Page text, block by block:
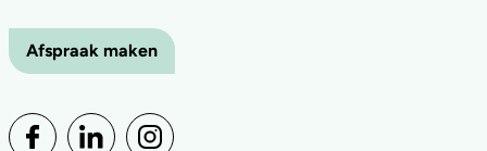
Afspraak maken